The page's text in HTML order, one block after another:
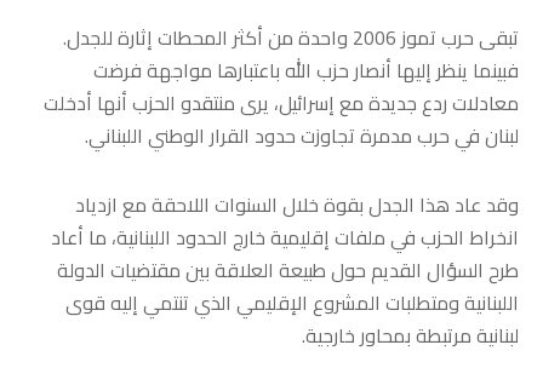
تبقى حرب تموز 2006 واحدة من أكثر المحطات إثارة للجدل.
فبينما ينظر إليها أنصار حزب الله باعتبارها مواجهة فرضت
معادلات ردع جديدة مع إسرائيل، يرى منتقدو الحزب أنها أدخلت
لبنان في حرب مدمرة تجاوزت حدود القرار الوطني اللبناني.
وقد عاد هذا الجدل بقوة خلال السنوات اللاحقة مع ازدياد
انخراط الحزب في ملفات إقليمية خارج الحدود اللبنانية، ما أعاد
طرح السؤال القديم حول طبيعة العلاقة بين مقتضيات الدولة
اللبنانية ومتطلبات المشروع الإقليمي الذي تنتمي إليه قوى
لبنانية مرتبطة بمحاور خارجية.